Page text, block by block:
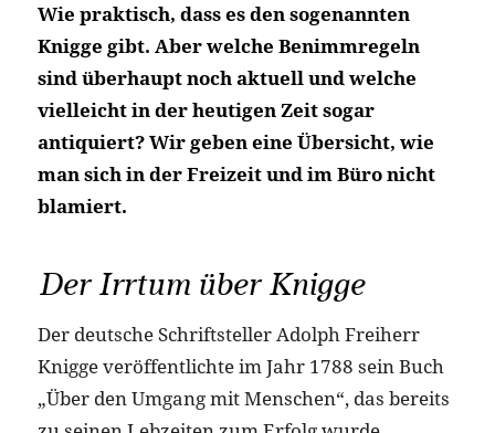
Wie praktisch, dass es den sogenannten
Knigge gibt. Aber welche Benimmregeln
sind überhaupt noch aktuell und welche
vielleicht in der heutigen Zeit sogar
antiquiert? Wir geben eine Übersicht, wie
man sich in der Freizeit und im Büro nicht
blamiert.
Der Irrtum über Knigge
Der deutsche Schriftsteller Adolph Freiherr
Knigge veröffentlichte im Jahr 1788 sein Buch
„Über den Umgang mit Menschen“, das bereits